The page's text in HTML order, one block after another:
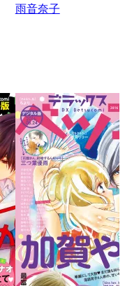
雨音奈子